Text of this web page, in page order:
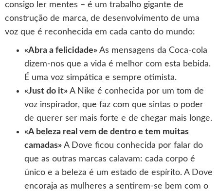
consigo ler mentes – é um trabalho gigante de
construção de marca, de desenvolvimento de uma
voz que é reconhecida em cada canto do mundo:
«Abra a felicidade» As mensagens da Coca-cola
dizem-nos que a vida é melhor com esta bebida.
É uma voz simpática e sempre otimista.
«Just do it» A Nike é conhecida por um tom de
voz inspirador, que faz com que sintas o poder
de querer ser mais forte e de chegar mais longe.
«A beleza real vem de dentro e tem muitas
camadas» A Dove ficou conhecida por falar do
que as outras marcas calavam: cada corpo é
único e a beleza é um estado de espírito. A Dove
encoraja as mulheres a sentirem-se bem com o